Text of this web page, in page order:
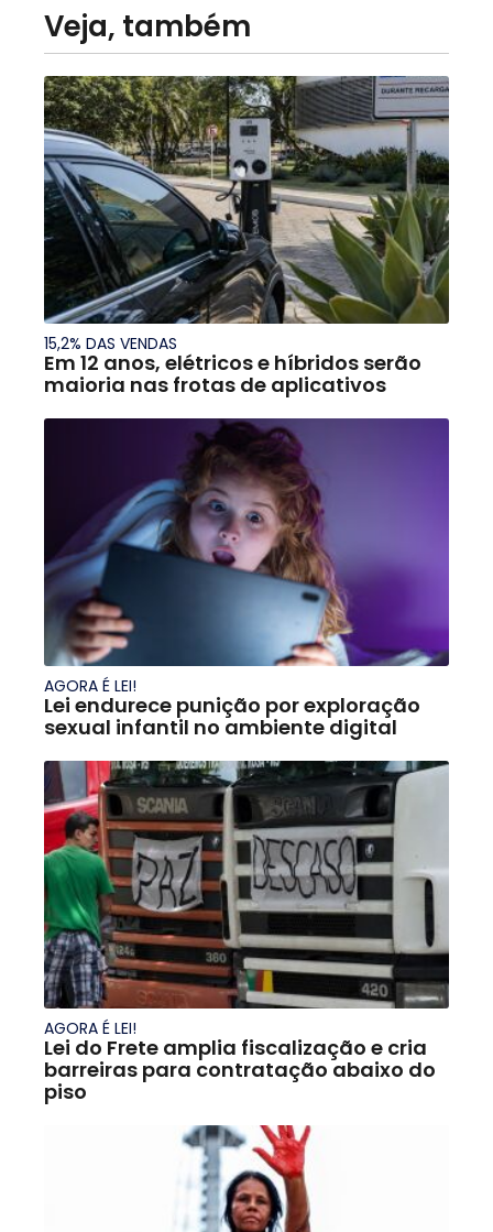
Veja, também
15,2% DAS VENDAS
Em 12 anos, elétricos e híbridos serão
maioria nas frotas de aplicativos
AGORA É LEI!
Lei endurece punição por exploração
sexual infantil no ambiente digital
AGORA É LEI!
Lei do Frete amplia fiscalização e cria
barreiras para contratação abaixo do
piso